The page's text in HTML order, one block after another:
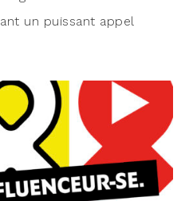
un puis­sant appel